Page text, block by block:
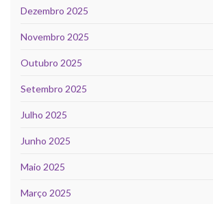
Dezembro 2025
Novembro 2025
Outubro 2025
Setembro 2025
Julho 2025
Junho 2025
Maio 2025
Março 2025